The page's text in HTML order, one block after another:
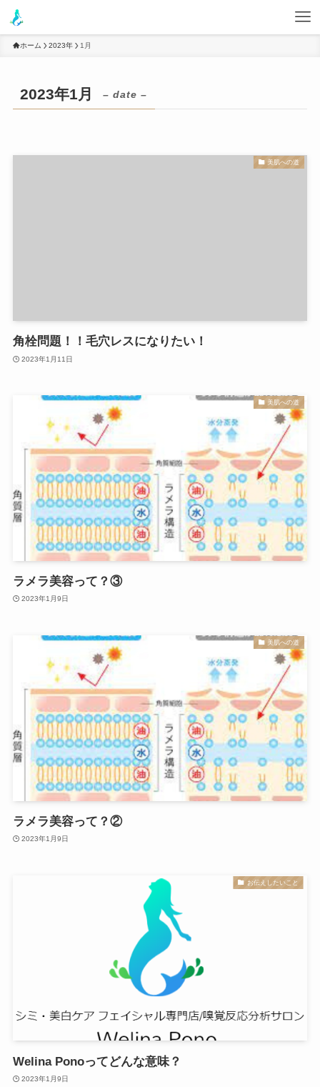
ホーム 2023年 1月
2023年1月 – date –
美肌への道
角栓問題！！毛穴レスになりたい！
2023年1月11日
美肌への道
ラメラ美容って？③
2023年1月9日
美肌への道
ラメラ美容って？②
2023年1月9日
お伝えしたいこと
Welina Ponoってどんな意味？
2023年1月9日